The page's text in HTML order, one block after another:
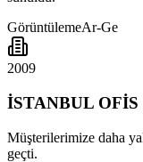
GörüntülemeAr-Ge
2009
İSTANBUL OFİS
Müşterilerimize daha
geçti.